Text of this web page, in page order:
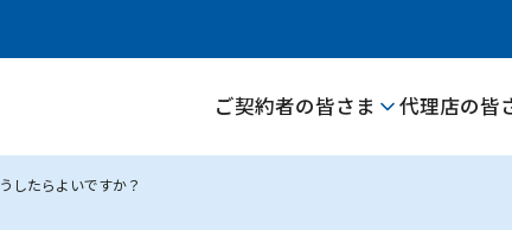
ご契約者の皆さま 代理店の皆
したらよいですか？